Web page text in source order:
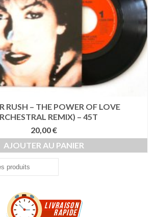
RUSH – THE POWER OF LOVE
REMIX) – 45T
20,00€
AJOUTER AU PANIER